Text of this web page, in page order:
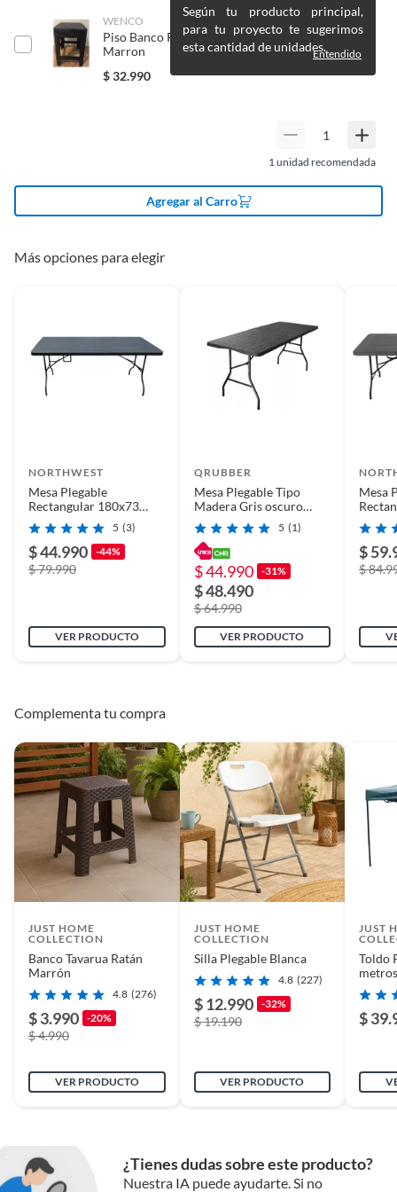
No
Modelo
Alto 7,5 cm
Dificultad de armado No requiere armado
Capacidad de carga 120
Garantía 6 meses
Según tu producto principal,
para tu proyecto te sugerimos
esta cantidad de unidades.Entendido
WENCO
Piso Banco Rattan Plastico Pack 4 Unidades
Marron
$32.990
1unidad recomendada
Agregar al Carro
Más opciones para elegir
NORTHWEST
Mesa Plegable
Rectangular 180x73
Cms Color Negro
Northwest
5 (3)
$ 44.990 -44%
$ 79.990
VER PRODUCTO
QRUBBER
Mesa Plegable Tipo
Madera Gris oscuro
QRubber
5 (1)
$ 44.990 -31%
$ 48.490
$ 64.990
VER PRODUCTO
Mesa
$
$
Complementa tu compra
JUST HOME
COLLECTION
Banco Tavarua Ratán
Marrón
4.8 (276)
$ 3.990 -20%
$ 4.990
VER PRODUCTO
JUST HOME
COLLECTION
Silla Plegable Blanca
4.8 (227)
$ 12.990 -32%
$ 19.190
VER PRODUCTO
JUST
Toldo
$
¿Tienes dudas sobre este producto?
Nuestra IA puede ayudarte. Si no